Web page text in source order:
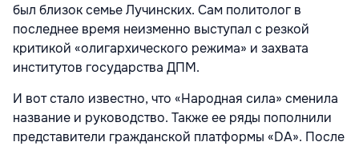
был близок семье Лучинских. Сам политолог в
последнее время неизменно выступал с резкой
критикой «олигархического режима» и захвата
институтов государства ДПМ.
И вот стало известно, что «Народная сила» сменила
название и руководство. Также ее ряды пополнили
представители гражданской платформы «DA». После